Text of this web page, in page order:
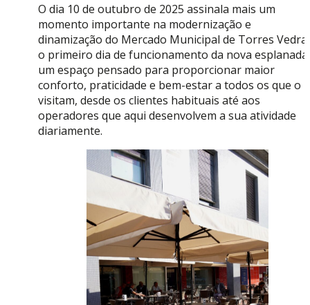
O dia 10 de outubro de 2025 assinala mais um
momento importante na modernização e
dinamização do Mercado Municipal de Torres
o primeiro dia de funcionamento da nova esplanada,
um espaço pensado para proporcionar maior
conforto, praticidade e bem-estar a todos os que o
visitam, desde os clientes habituais até aos
operadores que aqui desenvolvem a sua atividade
diariamente.